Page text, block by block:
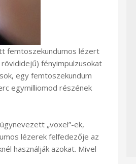
femtoszekundumos lézert
fényimpulzusokat
egy femtoszekundum
egymilliomod részének
„voxel”-ek,
lézerek felfedezője az
használják azokat. Mivel